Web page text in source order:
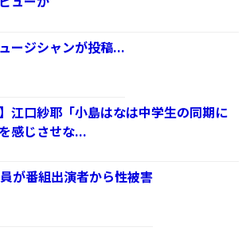
ージシャンが投稿...
】江口紗耶「小島はなは中学生の同期に
感じさせな...
が番組出演者から性被害